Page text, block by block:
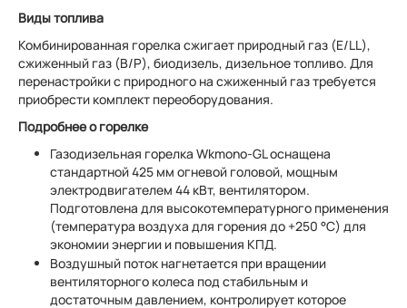
Виды топлива
Комбинированная горелка сжигает природный газ (E/LL),
сжиженный газ (В/Р), биодизель, дизельное топливо. Для
перенастройки с природного на сжиженный газ требуется
приобрести комплект переоборудования.
Подробнее о горелке
Газодизельная горелка Wkmono-GL оснащена
стандартной 425 мм огневой головой, мощным
электродвигателем 44 кВт, вентилятором.
Подготовлена для высокотемпературного применения
(температура воздуха для горения до +250 °C) для
экономии энергии и повышения КПД.
Воздушный поток нагнетается при вращении
вентиляторного колеса под стабильным и
достаточным давлением, контролирует которое